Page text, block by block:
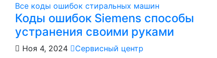
Все коды ошибок стиральных машин
Коды ошибок Siemens способы
устранения своими руками
Ноя 4, 2024
Сервисный центр